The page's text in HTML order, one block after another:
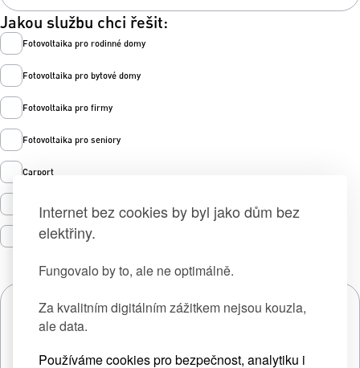
Internet bez cookies by byl jako dům bez
elektřiny.
Fungovalo by to, ale ne optimálně.
Za kvalitním digitálním zážitkem nejsou kouzla,
ale data.
Používáme cookies pro bezpečnost, analytiku i
Jakou službu chci řešit:
Fotovoltaika pro rodinné domy
Fotovoltaika pro bytové domy
Fotovoltaika pro firmy
Fotovoltaika pro seniory
Carport
Prodej zelené energie